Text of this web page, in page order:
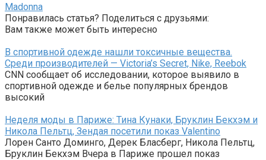
Madonna
Понравилась статья? Поделиться с друзьями:
Вам также может быть интересно
В спортивной одежде нашли токсичные вещества.
Среди производителей — Victoria’s Secret, Nike, Reebok
CNN сообщает об исследовании, которое выявило в
спортивной одежде и белье популярных брендов
высокий
Неделя моды в Париже: Тина Кунаки, Бруклин Бекхэм и
Никола Пельтц, Зендая посетили показ Valentino
Лорен Санто Доминго, Дерек Бласберг, Никола Пельтц,
Бруклин Бекхэм Вчера в Париже прошел показ